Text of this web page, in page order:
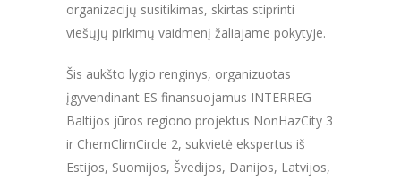
organizacijų susitikimas, skirtas stiprinti
viešųjų pirkimų vaidmenį žaliajame pokytyje.
Šis aukšto lygio renginys, organizuotas
įgyvendinant ES finansuojamus INTERREG
Baltijos jūros regiono projektus NonHazCity 3
ir ChemClimCircle 2, sukvietė ekspertus iš
Estijos, Suomijos, Švedijos, Danijos, Latvijos,